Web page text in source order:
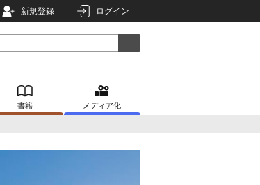
新規登録 ログイン
書籍 メディア化